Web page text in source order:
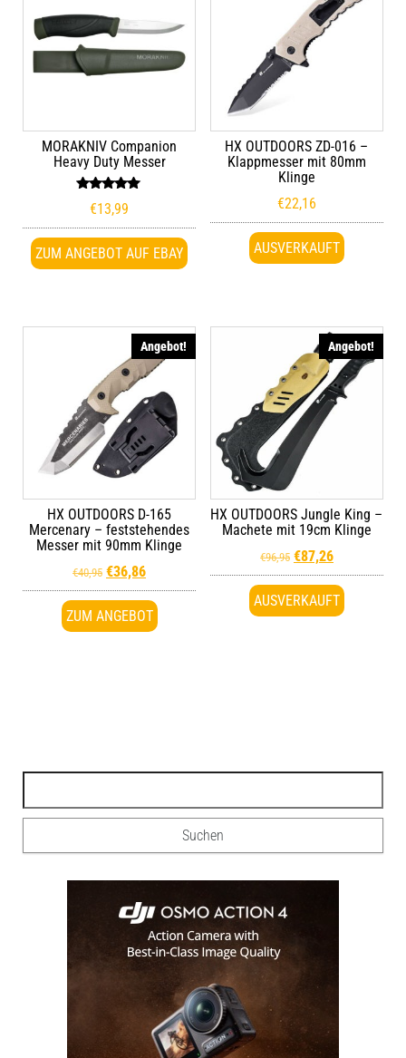
MORAKNIV Companion
Heavy Duty Messer
Bewertet
mit
von 5
€13,99
ZUM ANGEBOT AUF EBAY
HX OUTDOORS ZD-016 –
Klappmesser mit 80mm
Klinge
€22,16
AUSVERKAUFT
Angebot!
HX OUTDOORS D-165
Mercenary – feststehendes
Messer mit 90mm Klinge
€40,95 €36,86
ZUM ANGEBOT
Angebot!
HX OUTDOORS Jungle King –
Machete mit 19cm Klinge
€96,95 €87,26
AUSVERKAUFT